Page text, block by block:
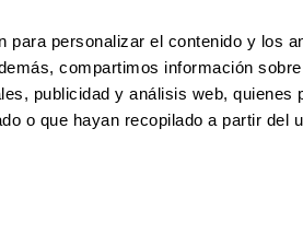
para personalizar el contenido y los
compartimos información
publicidad y análisis web, quienes
o que hayan recopilado a partir del